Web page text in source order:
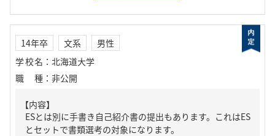
14年卒 文系
男性
学校名 ： 北海道大学
職種 ： 非公開
【内容】
ESとは別に手書き自己紹介書の提出もあります。これはES
とセットで書類選考の対象になります。